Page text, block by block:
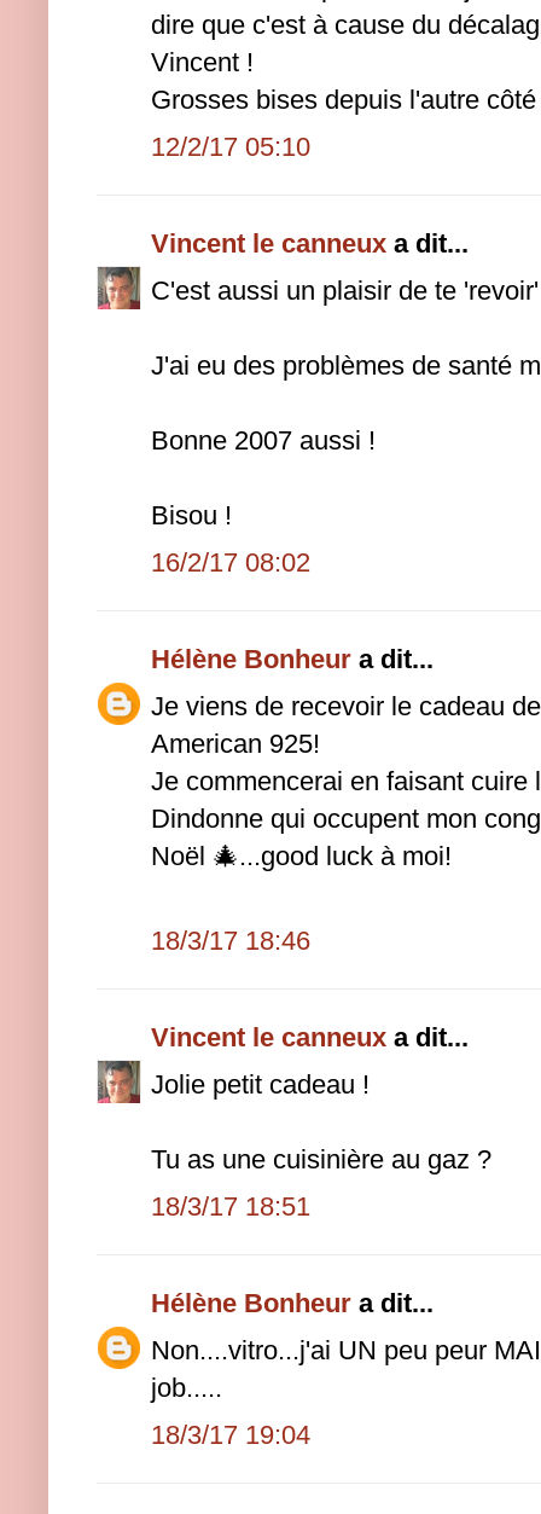
dire que c'est à cause du
Vincent !
Grosses bises depuis l'autre
12/2/17 05:10
Vincent le canneux a dit...
C'est aussi un plaisir de te
J'ai eu des problèmes de santé
Bonne 2007 aussi !
Bisou !
16/2/17 08:02
Hélène Bonheur a dit...
Je viens de recevoir le cadeau
American 925!
Je commencerai en faisant cuire
Dindonne qui occupent mon
Noël 🎄...good luck à moi!
18/3/17 18:46
Vincent le canneux a dit...
Jolie petit cadeau !
Tu as une cuisinière au gaz ?
18/3/17 18:51
Hélène Bonheur a dit...
Non....vitro...j'ai UN peu peur
job.....
18/3/17 19:04